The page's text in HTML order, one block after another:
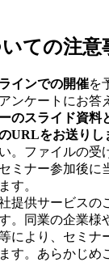
ての注意
インでの開催を
ンケートにお答
のスライド資料
URLをお送りし
。ファイルの受
ミナー参加後に
す。
提供サービスの
。同業の企業様
により、セミナ
す。あらかじめ